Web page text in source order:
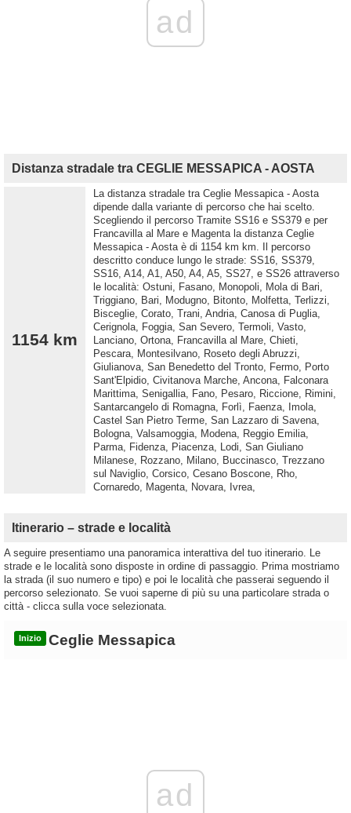
ad
Distanza stradale tra CEGLIE MESSAPICA - AOSTA
1154 km
La distanza stradale tra Ceglie Messapica - Aosta
dipende dalla variante di percorso che hai scelto.
Scegliendo il percorso Tramite SS16 e SS379 e per
Francavilla al Mare e Magenta la distanza Ceglie
Messapica - Aosta è di 1154 km km. Il percorso
descritto conduce lungo le strade: SS16, SS379,
SS16, A14, A1, A50, A4, A5, SS27, e SS26 attraverso
le località: Ostuni, Fasano, Monopoli, Mola di Bari,
Triggiano, Bari, Modugno, Bitonto, Molfetta, Terlizzi,
Bisceglie, Corato, Trani, Andria, Canosa di Puglia,
Cerignola, Foggia, San Severo, Termoli, Vasto,
Lanciano, Ortona, Francavilla al Mare, Chieti,
Pescara, Montesilvano, Roseto degli Abruzzi,
Giulianova, San Benedetto del Tronto, Fermo, Porto
Sant'Elpidio, Civitanova Marche, Ancona, Falconara
Marittima, Senigallia, Fano, Pesaro, Riccione, Rimini,
Santarcangelo di Romagna, Forlì, Faenza, Imola,
Castel San Pietro Terme, San Lazzaro di Savena,
Bologna, Valsamoggia, Modena, Reggio Emilia,
Parma, Fidenza, Piacenza, Lodi, San Giuliano
Milanese, Rozzano, Milano, Buccinasco, Trezzano
sul Naviglio, Corsico, Cesano Boscone, Rho,
Cornaredo, Magenta, Novara, Ivrea,
Itinerario – strade e località
A seguire presentiamo una panoramica interattiva del tuo itinerario. Le
strade e le località sono disposte in ordine di passaggio. Prima mostriamo
la strada (il suo numero e tipo) e poi le località che passerai seguendo il
percorso selezionato. Se vuoi saperne di più su una particolare strada o
città - clicca sulla voce selezionata.
Inizio Ceglie Messapica
ad